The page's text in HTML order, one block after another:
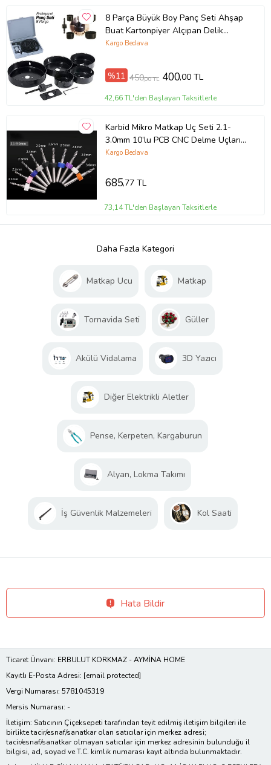
8 Parça Büyük Boy Panç Seti Ahşap
Buat Kartonpiyer Alçıpan Delik
Açma Oyuk Açma Ücretsiz Kargo
Kargo Bedava
%11 450,00 TL 400,00 TL
42,66 TL'den Başlayan Taksitlerle
Karbid Mikro Matkap Uç Seti 2.1-
3.0mm 10’lu PCB CNC Delme Uçları -
Tungsten Karbid 3.175mm Sap
Kargo Bedava
685,77 TL
73,14 TL'den Başlayan Taksitlerle
Daha Fazla Kategori
Matkap Ucu Matkap
Tornavida Seti Güller
Akülü Vidalama 3D Yazıcı
Diğer Elektrikli Aletler
Pense, Kerpeten, Kargaburun
Alyan, Lokma Takımı
İş Güvenlik Malzemeleri Kol Saati
Hata Bildir
Ticaret Ünvanı: ERBULUT KORKMAZ - AYMİNA HOME
Kayıtlı E-Posta Adresi: [email protected]
Vergi Numarası: 5781045319
Mersis Numarası: -
İletişim: Satıcının Çiçeksepeti tarafından teyit edilmiş iletişim bilgileri ile
birlikte tacir/esnaf/sanatkar olan satıcılar için merkez adresi;
tacir/esnaf/sanatkar olmayan satıcılar için merkez adresinin bulunduğu il
bilgisi, ad, soyad ve T.C. kimlik numarası kayıt altında bulunmaktadır.